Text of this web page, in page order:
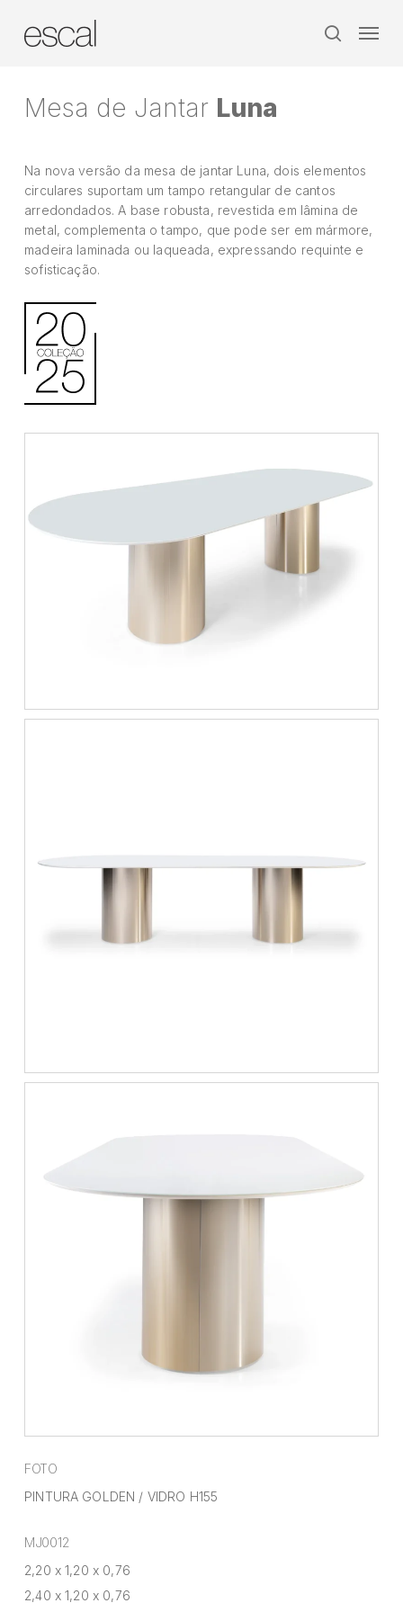
search
Menu
Mesa de Jantar Luna
Na nova versão da mesa de jantar Luna, dois elementos
circulares suportam um tampo retangular de cantos
arredondados. A base robusta, revestida em lâmina de
metal, complementa o tampo, que pode ser em mármore,
madeira laminada ou laqueada, expressando requinte e
sofisticação.
FOTO
PINTURA GOLDEN / VIDRO H155
MJ0012
2,20 x 1,20 x 0,76
2,40 x 1,20 x 0,76